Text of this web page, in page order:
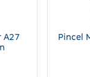
A27
Pincel